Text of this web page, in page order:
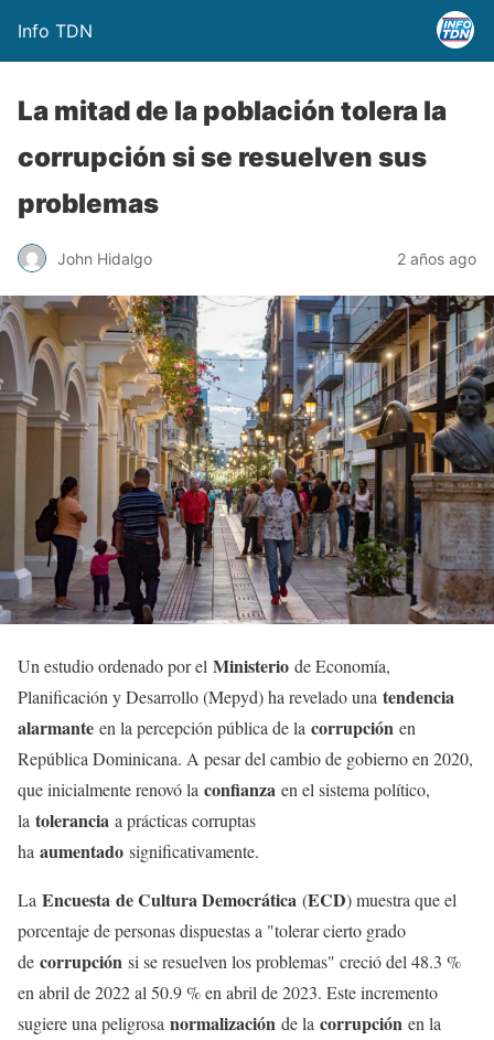
Info TDN
La mitad de la población tolera la
corrupción si se resuelven sus
problemas
John Hidalgo 2 años ago
Un estudio ordenado por el Ministerio de Economía,
Planificación y Desarrollo (Mepyd) ha revelado una tendencia
alarmante en la percepción pública de la corrupción en
República Dominicana. A pesar del cambio de gobierno en 2020,
que inicialmente renovó la confianza en el sistema político,
la tolerancia a prácticas corruptas
ha aumentado significativamente.
La Encuesta de Cultura Democrática (ECD) muestra que el
porcentaje de personas dispuestas a "tolerar cierto grado
de corrupción si se resuelven los problemas" creció del 48.3 %
en abril de 2022 al 50.9 % en abril de 2023. Este incremento
sugiere una peligrosa normalización de la corrupción en la